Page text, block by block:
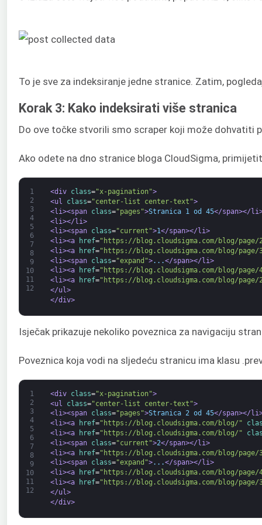
To je sve za indeksiranje jedne stranice. Zatim,
Korak 3: Kako indeksirati više stranica
Do ove točke stvorili smo scraper koji može dohvatiti
Ako odete na dno stranice bloga CloudSigma,
1
2
3
4
5
6
7
8
9
10
11
12
<div class="x-pagination">
<ul
class="center-list center-text">
<li><span class="pages">Stranica 1 od 45</span></
<li></li>
<li><span class="current">1</span></li>
<li><a href="https://blog.cloudsigma.com/blog/page/
<li><a href="https://blog.cloudsigma.com/blog/page/
<li><span class="expand">...</span></li>
<li><a href="https://blog.cloudsigma.com/blog/page/
<li><a href="https://blog.cloudsigma.com/blog/page/
</ul>
</div>
Isječak prikazuje nekoliko poveznica za navigaciju
Poveznica koja vodi na sljedeću stranicu ima klasu
1
2
3
4
5
6
7
8
9
10
11
12
<div class="x-pagination">
<ul
class="center-list center-text">
<li><span class="pages">Stranica 2 od 45</span></
<li><a href="https://blog.cloudsigma.com/blog/"
<li><a href="https://blog.cloudsigma.com/blog/"
<li><span class="current">2</span></li>
<li><a href="https://blog.cloudsigma.com/blog/page/
<li><span class="expand">...</span></li>
<li><a href="https://blog.cloudsigma.com/blog/page/
<li><a href="https://blog.cloudsigma.com/blog/page/
</ul>
</div>